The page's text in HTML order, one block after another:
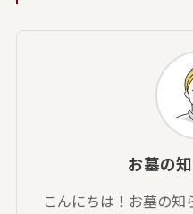
お墓の
こんにちは！お墓の